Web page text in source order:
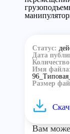
Статус:
Дата
Имя файла:
Размер
Вам